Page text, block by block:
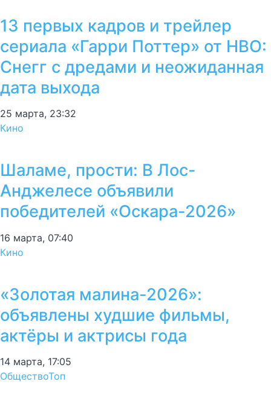
13 первых кадров и трейлер
сериала «Гарри Поттер» от HBO:
Снегг с дредами и неожиданная
дата выхода
25 марта, 23:32
Кино
Шаламе, прости: В Лос-
Анджелесе объявили
победителей «Оскара-2026»
16 марта, 07:40
Кино
«Золотая малина-2026»:
объявлены худшие фильмы,
актёры и актрисы года
14 марта, 17:05
ОбществоТоп